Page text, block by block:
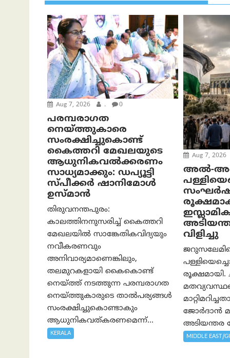
Aug 7, 2026 . 0
പരമ്പരാഗത
നെയ്ത്തുകാരെ
സംരക്ഷിച്ചുകൊണ്ട്
കൈത്തറി മേഖലയുടെ
ആധുനികവൽക്കരണം
സാധ്യമാക്കും: ഡപ്യൂട്ടി
സ്പീക്കർ ഷാനിമോൾ
ഉസ്മാൻ
തിരുവനന്തപുരം:
കാലത്തിനനുസരിച്ച് കൈത്തറി
മേഖലയിൽ സാങ്കേതികവിദ്യയും
നവീകരണവും
അനിവാര്യമാണെങ്കിലും,
തലമുറകളായി കൈകൊണ്ട്
നെയ്ത്ത് നടത്തുന്ന പരമ്പരാഗത
നെയ്ത്തുകാരുടെ താൽപര്യങ്ങൾ
സംരക്ഷിച്ചുകൊണ്ടാകും
ആധുനികവത്കരണമെന്ന്...
KERALA
Aug 7, 2026
അൽ-
വിളിച്ചു
രൂക്ഷമായി.
ജോർദാൻ
അടിയന്തര
MIDDLE EAST/